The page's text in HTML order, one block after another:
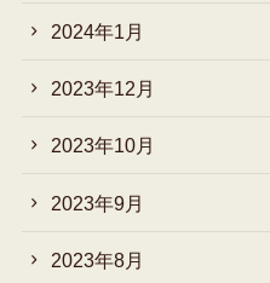
2024年1月
2023年12月
2023年10月
2023年9月
2023年8月